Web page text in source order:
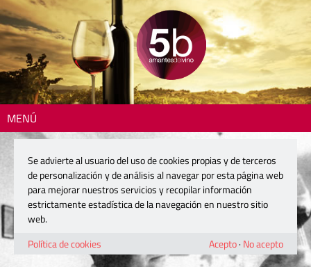
MENÚ
Se advierte al usuario del uso de cookies propias y de terceros
de personalización y de análisis al navegar por esta página web
para mejorar nuestros servicios y recopilar información
estrictamente estadística de la navegación en nuestro sitio
web.
Política de cookies
Acepto· No acepto